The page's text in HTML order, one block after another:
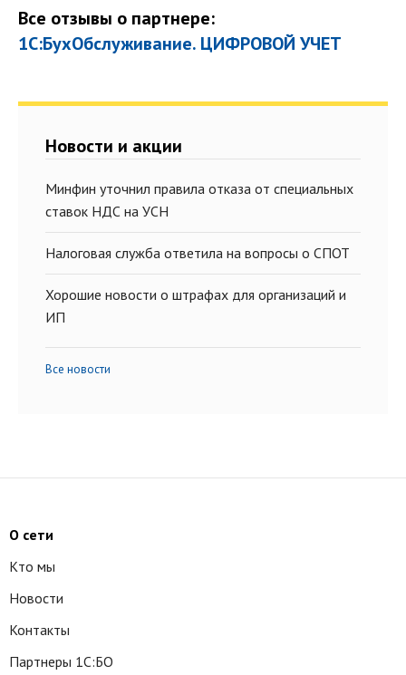
Все отзывы о партнере:
1С:БухОбслуживание. ЦИФРОВОЙ УЧЕТ
Новости и акции
Минфин уточнил правила отказа от специальных
ставок НДС на УСН
Налоговая служба ответила на вопросы о СПОТ
Хорошие новости о штрафах для организаций и
ИП
Все новости
О сети
Кто мы
Новости
Контакты
Партнеры 1С:БО